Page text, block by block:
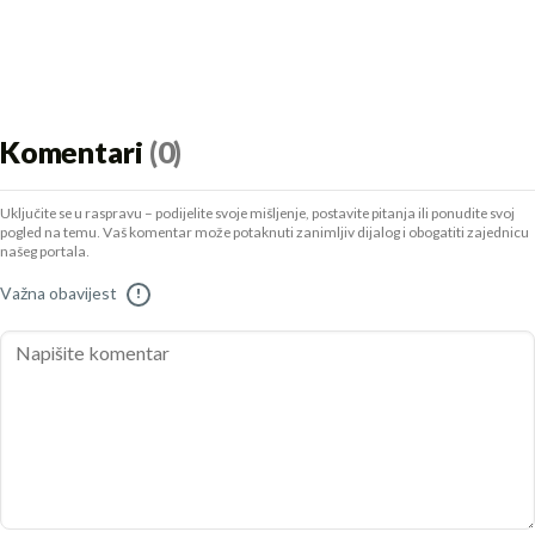
Komentari (0)
Uključite se u raspravu – podijelite svoje mišljenje, postavite pitanja ili ponudite svoj
pogled na temu. Vaš komentar može potaknuti zanimljiv dijalog i obogatiti zajednicu
našeg portala.
Važna obavijest !